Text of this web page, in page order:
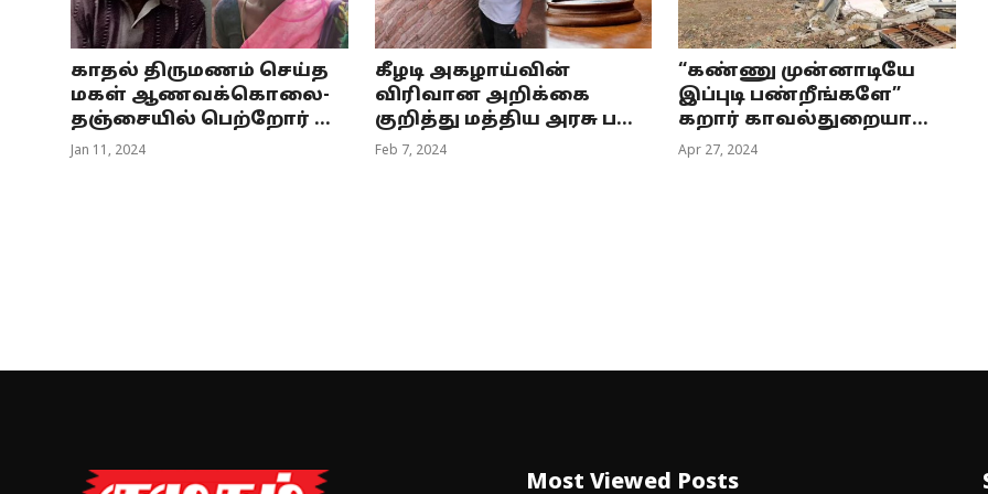
காதல் திருமணம் செய்த
மகள் ஆணவக்கொலை-
தஞ்சையில் பெற்றோர் ...
Jan 11, 2024
கீழடி அகழாய்வின்
விரிவான அறிக்கை
குறித்து மத்திய அரசு ப...
Feb 7, 2024
“கண்ணு முன்னாடியே
இப்புடி பண்றீங்களே”
கறார் காவல்துறையா...
Apr 27, 2024
Most Viewed Posts